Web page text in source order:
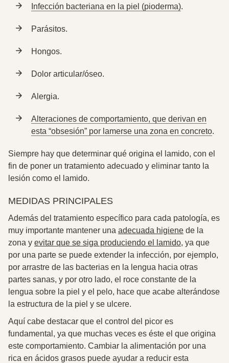
Infección bacteriana en la piel (pioderma).
Parásitos.
Hongos.
Dolor articular/óseo.
Alergia.
Alteraciones de comportamiento, que derivan en
esta “obsesión” por lamerse una zona en concreto.
Siempre hay que determinar qué origina el lamido, con el
fin de poner un tratamiento adecuado y eliminar tanto la
lesión como el lamido.
MEDIDAS PRINCIPALES
Además del tratamiento específico para cada patología, es
muy importante mantener una adecuada higiene de la
zona y evitar que se siga produciendo el lamido, ya que
por una parte se puede extender la infección, por ejemplo,
por arrastre de las bacterias en la lengua hacia otras
partes sanas, y por otro lado, el roce constante de la
lengua sobre la piel y el pelo, hace que acabe alterándose
la estructura de la piel y se ulcere.
Aquí cabe destacar que el control del picor es
fundamental, ya que muchas veces es éste el que origina
este comportamiento. Cambiar la alimentación por una
rica en ácidos grasos puede ayudar a reducir esta